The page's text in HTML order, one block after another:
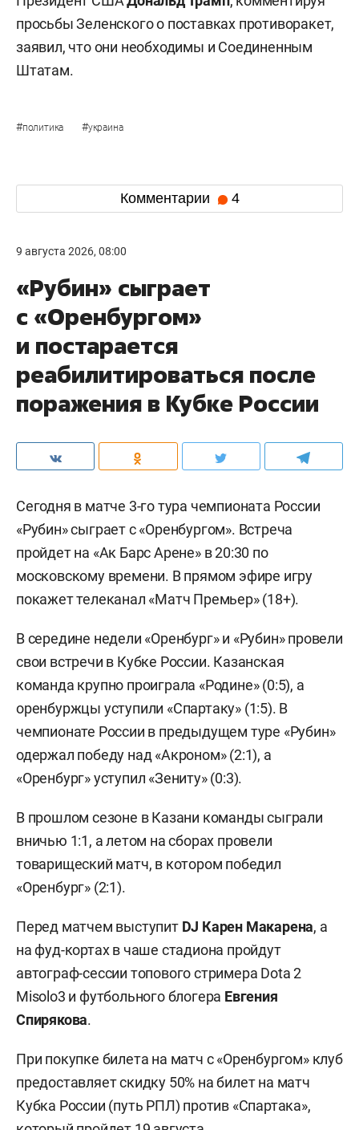
просьбы Зеленского о поставках противоракет,
заявил, что они необходимы и Соединенным
Штатам.
#политика #украина
Комментарии 4
9 августа 2026, 08:00
«Рубин» сыграет
с «Оренбургом»
и постарается
реабилитироваться после
поражения в Кубке России
Сегодня в матче 3-го тура чемпионата России
«Рубин» сыграет с «Оренбургом». Встреча
пройдет на «Ак Барс Арене» в 20:30 по
московскому времени. В прямом эфире игру
покажет телеканал «Матч Премьер» (18+).
В середине недели «Оренбург» и «Рубин» провели
свои встречи в Кубке России. Казанская
команда крупно проиграла «Родине» (0:5), а
оренбуржцы уступили «Спартаку» (1:5). В
чемпионате России в предыдущем туре «Рубин»
одержал победу над «Акроном» (2:1), а
«Оренбург» уступил «Зениту» (0:3).
В прошлом сезоне в Казани команды сыграли
вничью 1:1, а летом на сборах провели
товарищеский матч, в котором победил
«Оренбург» (2:1).
Перед матчем выступит DJ Карен Макарена, а
на фуд-кортах в чаше стадиона пройдут
автограф-сессии топового стримера Dota 2
Misolo3 и футбольного блогера Евгения
Спирякова.
При покупке билета на матч с «Оренбургом» клуб
предоставляет скидку 50% на билет на матч
Кубка России (путь РПЛ) против «Спартака»,